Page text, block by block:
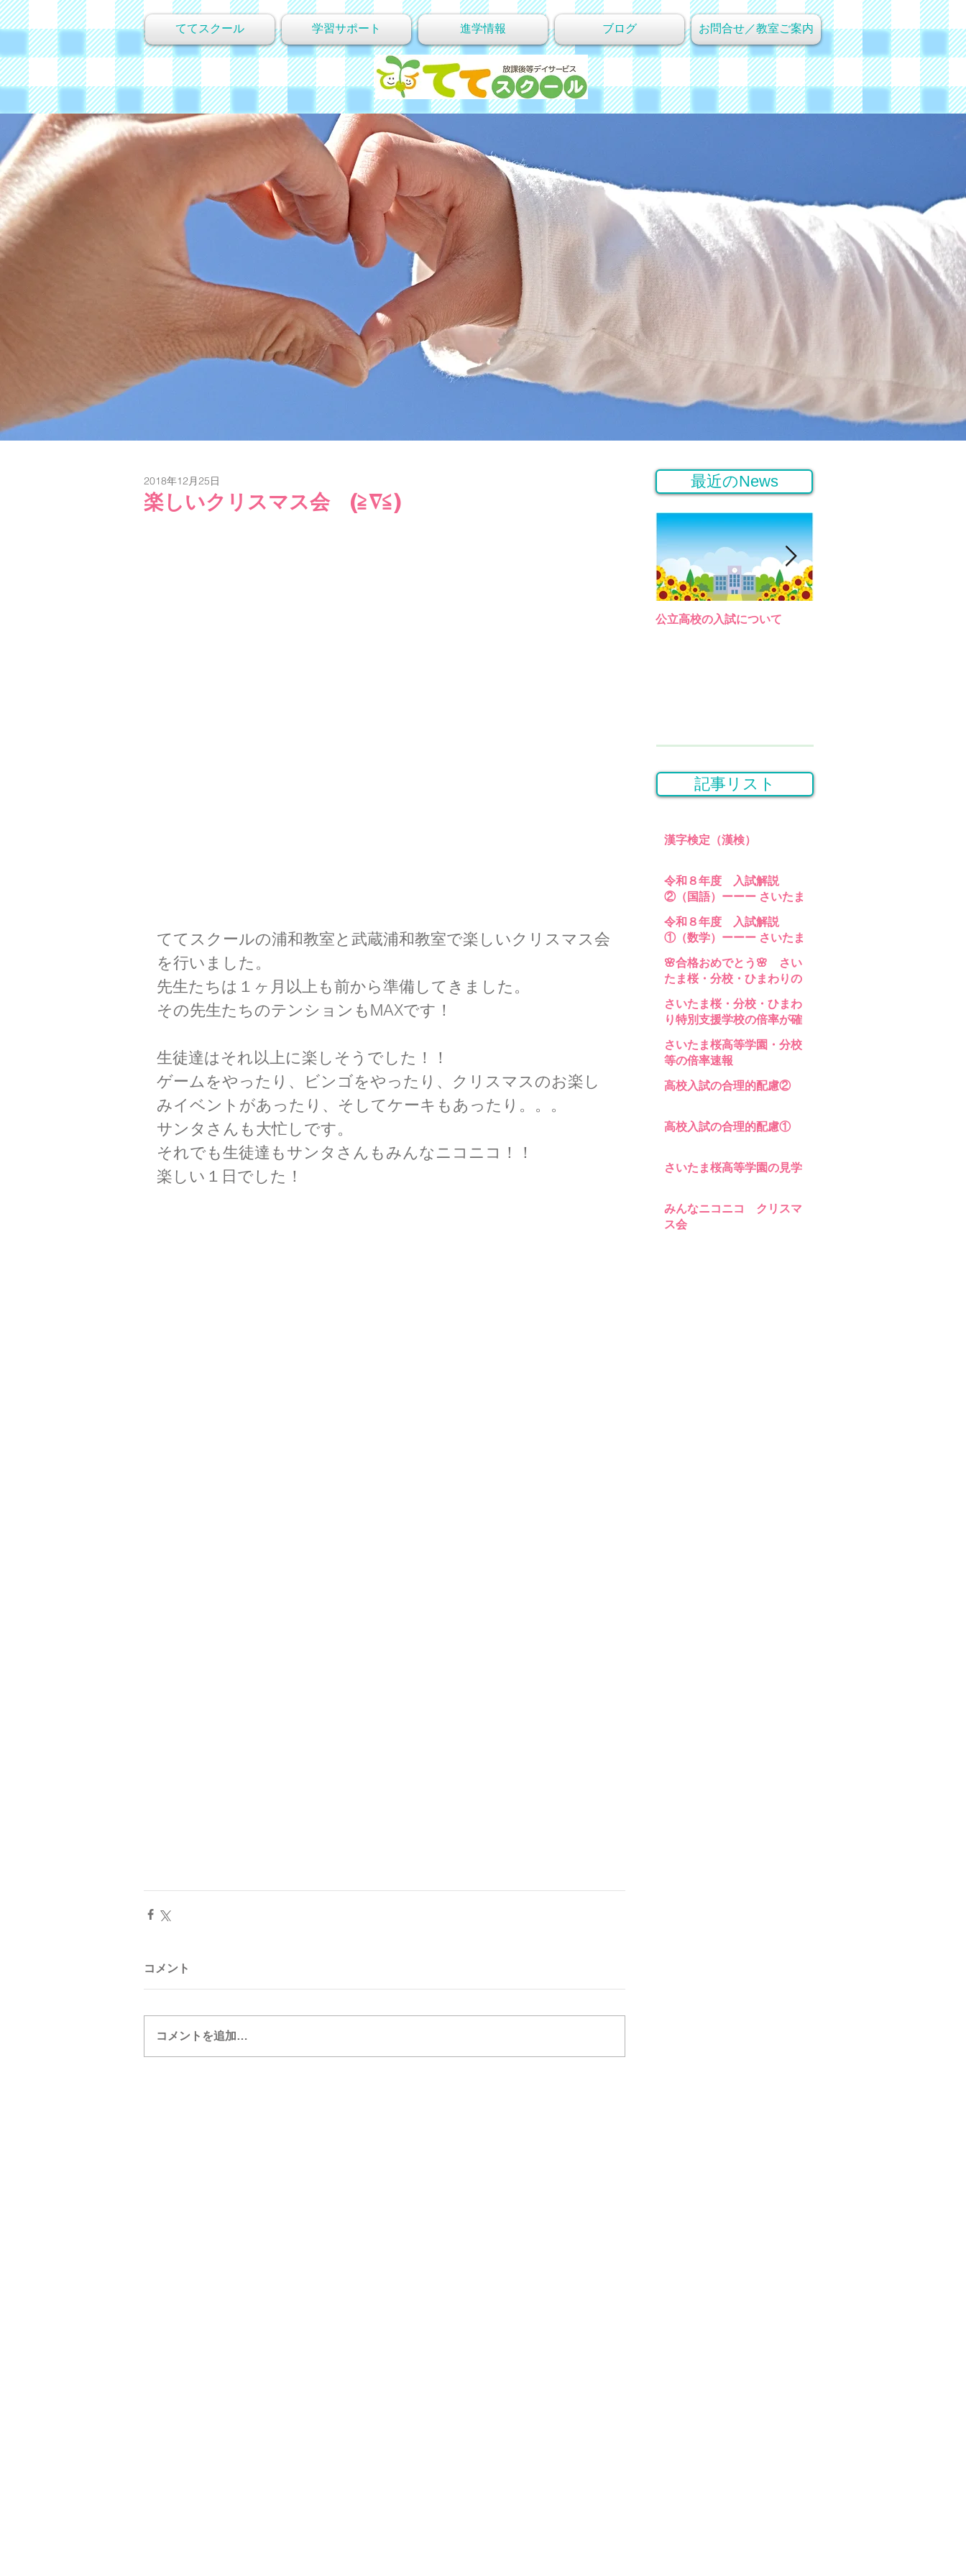
ててスクール 学習サポート 進学情報 ブログ お問合せ／教室ご案内
最近のNews
公立高校の入試について
記事リスト
漢字検定（漢検）
令和８年度 入試解説
②（国語）ーーー さいたま
支援 高等部分校 の入試問題
令和８年度 入試解説
①（数学）ーーー さいたま
支援 高等部分校 の入試問題
🌸合格おめでとう🌸 さい
たま桜・分校・ひまわりの
さいたま桜・分校・ひまわ
り特別支援学校の倍率が確
さいたま桜高等学園・分校
等の倍率速報
高校入試の合理的配慮②
高校入試の合理的配慮①
さいたま桜高等学園の見学
みんなニコニコ クリスマ
ス会
楽しいクリスマス会 (≧∇≦)
2018年12月25日
ててスクールの浦和教室と武蔵浦和教室で楽しいクリスマス会
を行いました。
先生たちは１ヶ月以上も前から準備してきました。
その先生たちのテンションもMAXです！
生徒達はそれ以上に楽しそうでした！！
ゲームをやったり、ビンゴをやったり、クリスマスのお楽し
みイベントがあったり、そしてケーキもあったり。。。
サンタさんも大忙しです。
それでも生徒達もサンタさんもみんなニコニコ！！
楽しい１日でした！
コメント
コメントを追加…